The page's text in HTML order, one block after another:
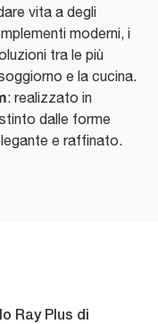
vita a degli
moderni, i
tra le più
e la cucina.
: realizzato in
dalle forme
e raffinato.
Ray Plus di